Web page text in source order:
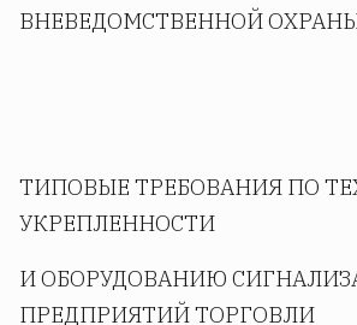
ВНЕВЕДОМСТВЕННОЙ
ТИПОВЫЕ ТРЕБОВАНИЯ ПО
УКРЕПЛЕННОСТИ
И ОБОРУДОВАНИЮ
ПРЕДПРИЯТИЙ ТОРГОВЛИ